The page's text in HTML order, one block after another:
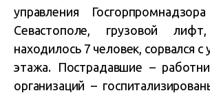
управления
Севастополе, грузовой
находилось 7 человек, сорвался с
этажа. Пострадавшие –
организаций –